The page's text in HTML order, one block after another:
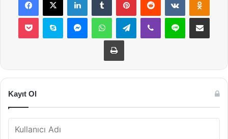
Pocket Skype MessengerWhatsAppTelegramViber Line E-Posta ile
Yazdır
Kayıt Ol